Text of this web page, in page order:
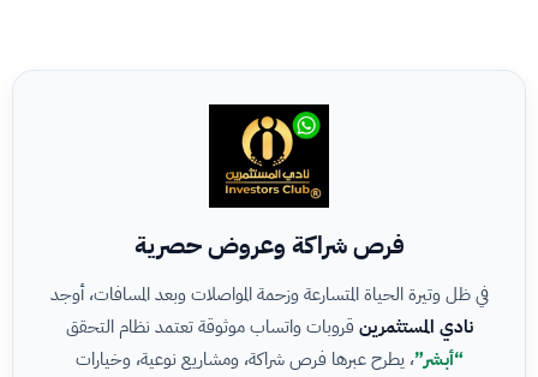
فرص شراكة وعروض حصرية
في ظل وتيرة الحياة المتسارعة وزحمة المواصلات وبعد المسافات، أوجد
نادي المستثمرين قروبات واتساب موثوقة تعتمد نظام التحقق
“أبشر”، يطرح عبرها فرص شراكة، ومشاريع نوعية، وخيارات